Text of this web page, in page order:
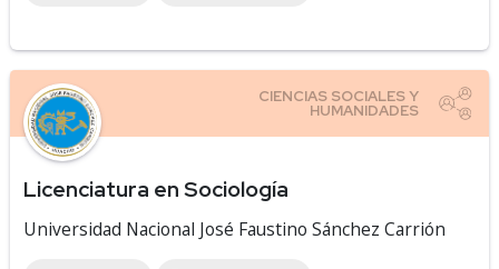
Licenciatura en Sociología
Universidad Nacional José Faustino Sánchez Carrión